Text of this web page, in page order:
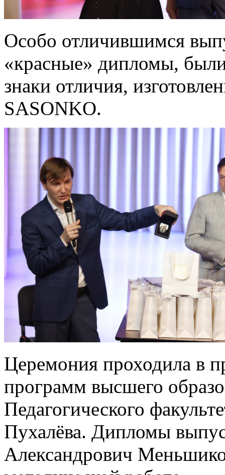
Особо отличившимся
«красные» дипломы,
знаки отличия,
SASONKO.
Церемония проходила в
программ высшего
Педагогического
Пухалёва. Дипломы
Александрович